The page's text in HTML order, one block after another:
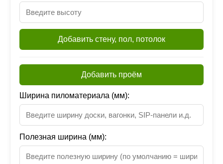
Добавить стену, пол, потолок
Добавить проём
Ширина пиломатериала (мм):
Полезная ширина (мм):